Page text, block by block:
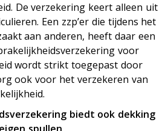
De verzekering keert alleen uit
Een zzp’er die tijdens het
aan anderen, heeft daar een
voor
wordt strikt toegepast door
ook voor het verzekeren van
biedt ook dekking